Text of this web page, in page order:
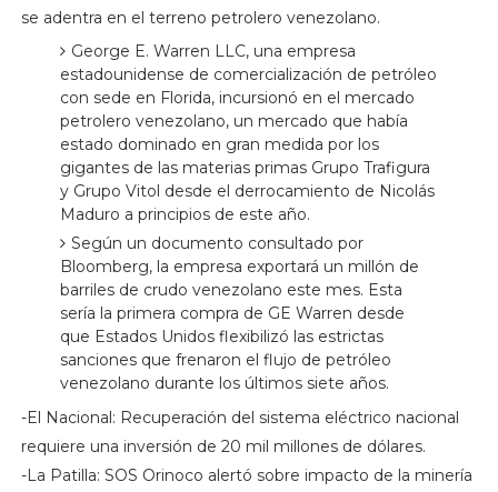
se adentra en el terreno petrolero venezolano.
George E. Warren LLC, una empresa
estadounidense de comercialización de petróleo
con sede en Florida, incursionó en el mercado
petrolero venezolano, un mercado que había
estado dominado en gran medida por los
gigantes de las materias primas Grupo Trafigura
y Grupo Vitol desde el derrocamiento de Nicolás
Maduro a principios de este año.
Según un documento consultado por
Bloomberg, la empresa exportará un millón de
barriles de crudo venezolano este mes. Esta
sería la primera compra de GE Warren desde
que Estados Unidos flexibilizó las estrictas
sanciones que frenaron el flujo de petróleo
venezolano durante los últimos siete años.
-El Nacional: Recuperación del sistema eléctrico nacional
requiere una inversión de 20 mil millones de dólares.
-La Patilla: SOS Orinoco alertó sobre impacto de la minería